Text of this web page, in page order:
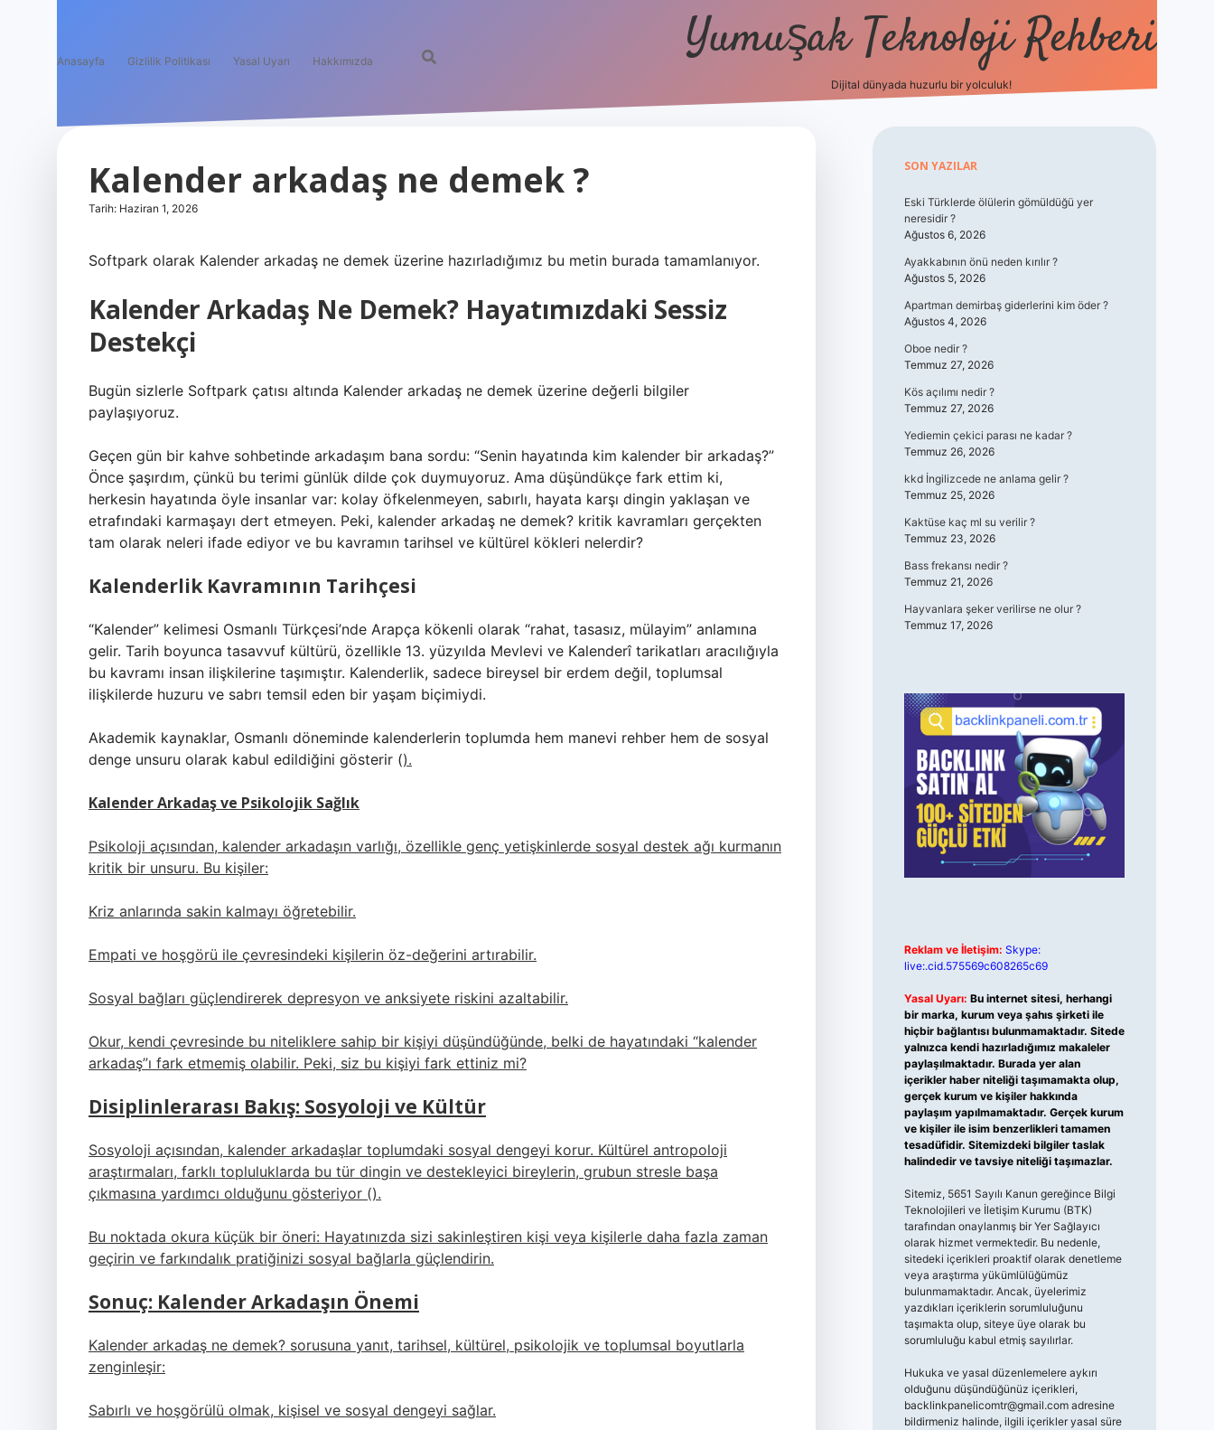
Anasayfa Gizlilik Politikası Yasal Uyarı Hakkımızda Yumuşak Teknoloji Rehberi
Dijital dünyada huzurlu bir yolculuk!
Kalender arkadaş ne demek ?
Tarih: Haziran 1, 2026
Softpark olarak Kalender arkadaş ne demek üzerine hazırladığımız bu metin burada tamamlanıyor.
Kalender Arkadaş Ne Demek? Hayatımızdaki Sessiz
Destekçi
Bugün sizlerle Softpark çatısı altında Kalender arkadaş ne demek üzerine değerli bilgiler
paylaşıyoruz.
Geçen gün bir kahve sohbetinde arkadaşım bana sordu: “Senin hayatında kim kalender bir arkadaş?”
Önce şaşırdım, çünkü bu terimi günlük dilde çok duymuyoruz. Ama düşündükçe fark ettim ki,
herkesin hayatında öyle insanlar var: kolay öfkelenmeyen, sabırlı, hayata karşı dingin yaklaşan ve
etrafındaki karmaşayı dert etmeyen. Peki, kalender arkadaş ne demek? kritik kavramları gerçekten
tam olarak neleri ifade ediyor ve bu kavramın tarihsel ve kültürel kökleri nelerdir?
Kalenderlik Kavramının Tarihçesi
“Kalender” kelimesi Osmanlı Türkçesi’nde Arapça kökenli olarak “rahat, tasasız, mülayim” anlamına
gelir. Tarih boyunca tasavvuf kültürü, özellikle 13. yüzyılda Mevlevi ve Kalenderî tarikatları aracılığıyla
bu kavramı insan ilişkilerine taşımıştır. Kalenderlik, sadece bireysel bir erdem değil, toplumsal
ilişkilerde huzuru ve sabrı temsil eden bir yaşam biçimiydi.
Akademik kaynaklar, Osmanlı döneminde kalenderlerin toplumda hem manevi rehber hem de sosyal
denge unsuru olarak kabul edildiğini gösterir ().
Kalender Arkadaş ve Psikolojik Sağlık
Psikoloji açısından, kalender arkadaşın varlığı, özellikle genç yetişkinlerde sosyal destek ağı kurmanın
kritik bir unsuru. Bu kişiler:
Kriz anlarında sakin kalmayı öğretebilir.
Empati ve hoşgörü ile çevresindeki kişilerin öz-değerini artırabilir.
Sosyal bağları güçlendirerek depresyon ve anksiyete riskini azaltabilir.
Okur, kendi çevresinde bu niteliklere sahip bir kişiyi düşündüğünde, belki de hayatındaki “kalender
arkadaş”ı fark etmemiş olabilir. Peki, siz bu kişiyi fark ettiniz mi?
Disiplinlerarası Bakış: Sosyoloji ve Kültür
Sosyoloji açısından, kalender arkadaşlar toplumdaki sosyal dengeyi korur. Kültürel antropoloji
araştırmaları, farklı topluluklarda bu tür dingin ve destekleyici bireylerin, grubun stresle başa
çıkmasına yardımcı olduğunu gösteriyor ().
Bu noktada okura küçük bir öneri: Hayatınızda sizi sakinleştiren kişi veya kişilerle daha fazla zaman
geçirin ve farkındalık pratiğinizi sosyal bağlarla güçlendirin.
Sonuç: Kalender Arkadaşın Önemi
Kalender arkadaş ne demek? sorusuna yanıt, tarihsel, kültürel, psikolojik ve toplumsal boyutlarla
zenginleşir:
Sabırlı ve hoşgörülü olmak, kişisel ve sosyal dengeyi sağlar.
Sidebar
SON YAZILAR
Eski Türklerde ölülerin gömüldüğü yer
neresidir ?
Ağustos 6, 2026
Ayakkabının önü neden kırılır ?
Ağustos 5, 2026
Apartman demirbaş giderlerini kim öder ?
Ağustos 4, 2026
Oboe nedir ?
Temmuz 27, 2026
Kös açılımı nedir ?
Temmuz 27, 2026
Yediemin çekici parası ne kadar ?
Temmuz 26, 2026
kkd İngilizcede ne anlama gelir ?
Temmuz 25, 2026
Kaktüse kaç ml su verilir ?
Temmuz 23, 2026
Bass frekansı nedir ?
Temmuz 21, 2026
Hayvanlara şeker verilirse ne olur ?
Temmuz 17, 2026
Reklam ve İletişim: Skype:
live:.cid.575569c608265c69
Yasal Uyarı: Bu internet sitesi, herhangi
bir marka, kurum veya şahıs şirketi ile
hiçbir bağlantısı bulunmamaktadır. Sitede
yalnızca kendi hazırladığımız makaleler
paylaşılmaktadır. Burada yer alan
içerikler haber niteliği taşımamakta olup,
gerçek kurum ve kişiler hakkında
paylaşım yapılmamaktadır. Gerçek kurum
ve kişiler ile isim benzerlikleri tamamen
tesadüfidir. Sitemizdeki bilgiler taslak
halindedir ve tavsiye niteliği taşımazlar.
Sitemiz, 5651 Sayılı Kanun gereğince Bilgi
Teknolojileri ve İletişim Kurumu (BTK)
tarafından onaylanmış bir Yer Sağlayıcı
olarak hizmet vermektedir. Bu nedenle,
sitedeki içerikleri proaktif olarak denetleme
veya araştırma yükümlülüğümüz
bulunmamaktadır. Ancak, üyelerimiz
yazdıkları içeriklerin sorumluluğunu
taşımakta olup, siteye üye olarak bu
sorumluluğu kabul etmiş sayılırlar.
Hukuka ve yasal düzenlemelere aykırı
olduğunu düşündüğünüz içerikleri,
backlinkpanelicomtr@gmail.comadresine
bildirmeniz halinde, ilgili içerikler yasal süre